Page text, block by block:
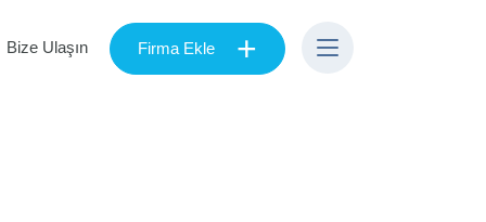
Bize Ulaşın Firma Ekle +